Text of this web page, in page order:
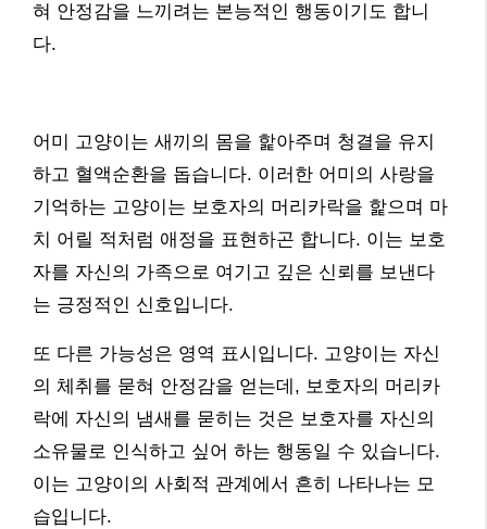
혀 안정감을 느끼려는 본능적인 행동이기도 합니
다.
어미 고양이는 새끼의 몸을 핥아주며 청결을 유지
하고 혈액순환을 돕습니다. 이러한 어미의 사랑을
기억하는 고양이는 보호자의 머리카락을 핥으며 마
치 어릴 적처럼 애정을 표현하곤 합니다. 이는 보호
자를 자신의 가족으로 여기고 깊은 신뢰를 보낸다
는 긍정적인 신호입니다.
또 다른 가능성은 영역 표시입니다. 고양이는 자신
의 체취를 묻혀 안정감을 얻는데, 보호자의 머리카
락에 자신의 냄새를 묻히는 것은 보호자를 자신의
소유물로 인식하고 싶어 하는 행동일 수 있습니다.
이는 고양이의 사회적 관계에서 흔히 나타나는 모
습입니다.